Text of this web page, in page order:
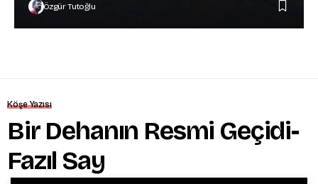
Özgür Tutoğlu
Köşe Yazısı
Bir Dehanın Resmi Geçidi-
Fazıl Say